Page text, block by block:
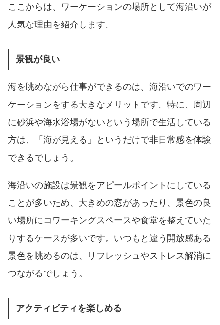
ここからは、ワーケーションの場所として海沿いが
人気な理由を紹介します。
景観が良い
海を眺めながら仕事ができるのは、海沿いでのワー
ケーションをする大きなメリットです。特に、周辺
に砂浜や海水浴場がないという場所で生活している
方は、「海が見える」というだけで非日常感を体験
できるでしょう。
海沿いの施設は景観をアピールポイントにしている
ことが多いため、大きめの窓があったり、景色の良
い場所にコワーキングスペースや食堂を整えていた
りするケースが多いです。いつもと違う開放感ある
景色を眺めるのは、リフレッシュやストレス解消に
つながるでしょう。
アクティビティを楽しめる